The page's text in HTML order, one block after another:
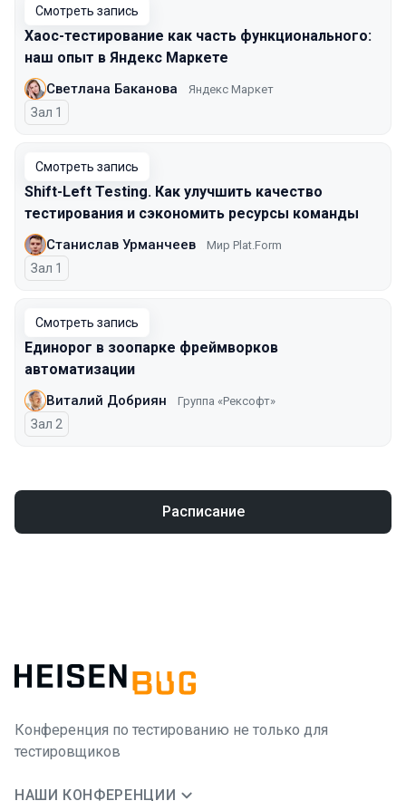
Смотреть запись
Хаос-тестирование как часть функционального:
наш опыт в Яндекс Маркете
Светлана Баканова Яндекс Маркет
Зал 1
Смотреть запись
Shift-Left Testing. Как улучшить качество
тестирования и сэкономить ресурсы команды
Станислав Урманчеев Мир Plat.Form
Зал 1
Смотреть запись
Единорог в зоопарке фреймворков
автоматизации
Виталий Добриян Группа «Рексофт»
Зал 2
Расписание
Конференция по тестированию не только для
тестировщиков
НАШИ КОНФЕРЕНЦИИ